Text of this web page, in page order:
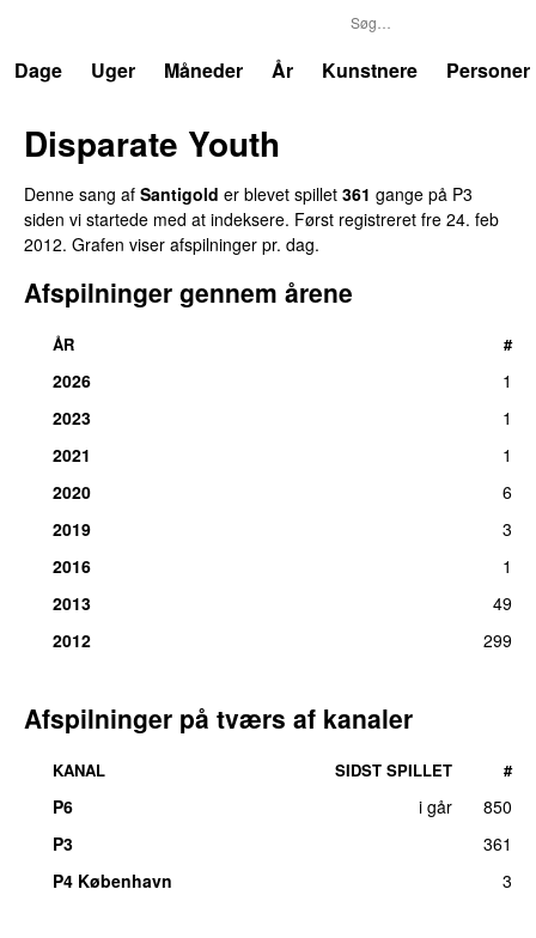
Dage
Uger Måneder År Kunstnere Personer
Disparate Youth
Denne sang af Santigold er blevet spillet 361 gange på P3
siden vi startede med at indeksere. Først registreret fre 24. feb
2012. Grafen viser afspilninger pr. dag.
Afspilninger gennem årene
ÅR #
2026
1
2023
1
2021
1
2020
6
2019
3
2016
1
2013
49
2012
299
Afspilninger på tværs af kanaler
KANAL SIDST SPILLET #
P6 i går
850
P3
361
P4 København
3